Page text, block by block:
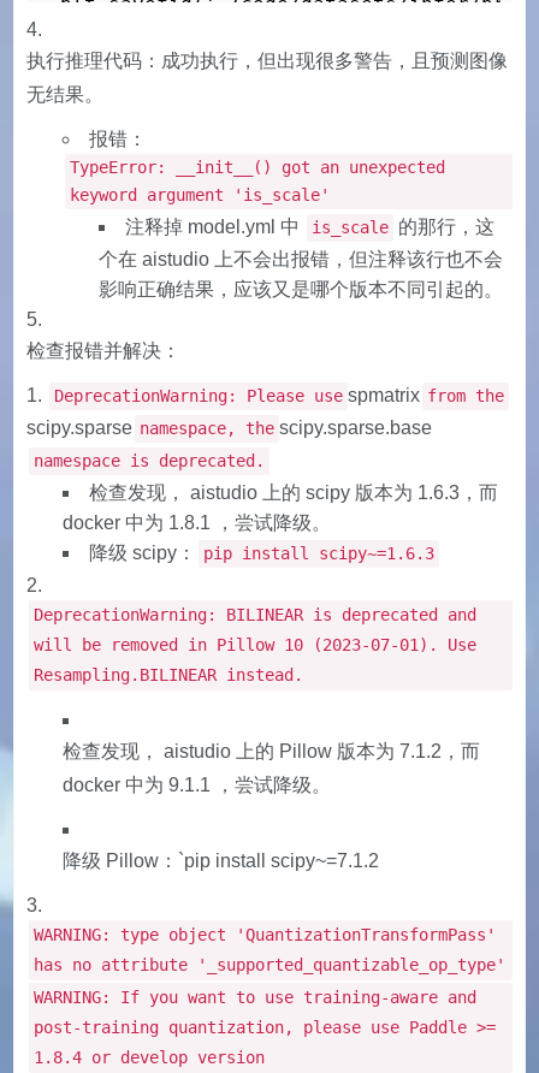
执行推理代码：成功执行，但出现很多警告，且预测图像
无结果。
报错：
TypeError: __init__() got an unexpected
keyword argument 'is_scale'
注释掉 model.yml 中 is_scale 的那行，这
个在 aistudio 上不会出报错，但注释该行也不会
影响正确结果，应该又是哪个版本不同引起的。
检查报错并解决：
DeprecationWarning: Please use spmatrix from the
scipy.sparse namespace, the scipy.sparse.base
namespace is deprecated.
检查发现， aistudio 上的 scipy 版本为 1.6.3，而
docker 中为 1.8.1 ，尝试降级。
降级 scipy：
pip install scipy~=1.6.3
DeprecationWarning: BILINEAR is deprecated and
will be removed in Pillow 10 (2023-07-01). Use
Resampling.BILINEAR instead.
检查发现， aistudio 上的 Pillow 版本为 7.1.2，而
docker 中为 9.1.1 ，尝试降级。
降级 Pillow：`pip install scipy~=7.1.2
WARNING: type object 'QuantizationTransformPass'
has no attribute '_supported_quantizable_op_type'
WARNING: If you want to use training-aware and
post-training quantization, please use Paddle >=
1.8.4 or develop version